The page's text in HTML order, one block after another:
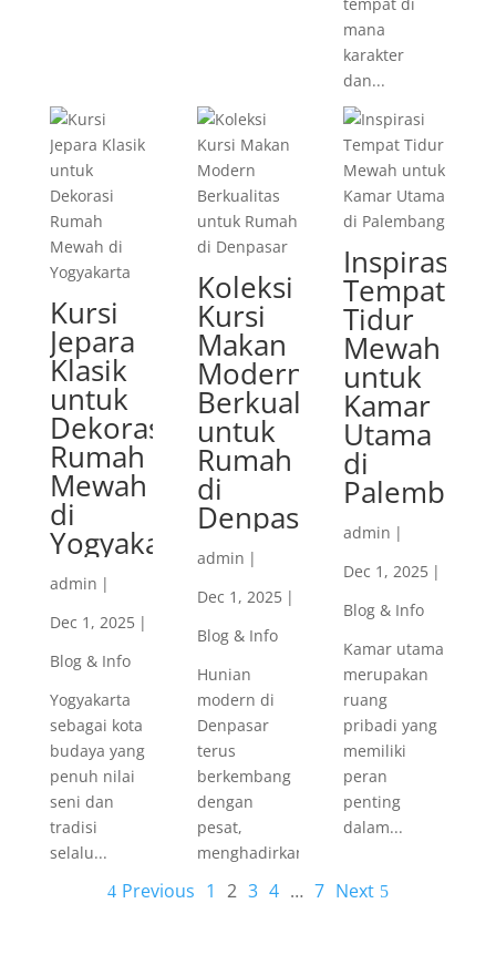
mana
karakter
dan...
Kursi
Jepara
Klasik
untuk
Dekorasi
Rumah
Mewah
di
Yogyakarta
admin |
Dec 1, 2025 |
Blog & Info
Yogyakarta
sebagai kota
budaya yang
penuh nilai
seni dan
tradisi
selalu...
Koleksi
Kursi
Makan
Modern
Berkualitas
untuk
Rumah
di
Denpasar
admin |
Dec 1, 2025 |
Blog & Info
Hunian
modern di
Denpasar
terus
berkembang
dengan
pesat,
menghadirkan...
Inspirasi
Tempat
Tidur
Mewah
untuk
Kamar
Utama
di
Palembang
admin |
Dec 1, 2025 |
Blog & Info
Kamar utama
merupakan
ruang
pribadi yang
memiliki
peran
penting
dalam...
Previous 1 2 3 4 … 7 Next